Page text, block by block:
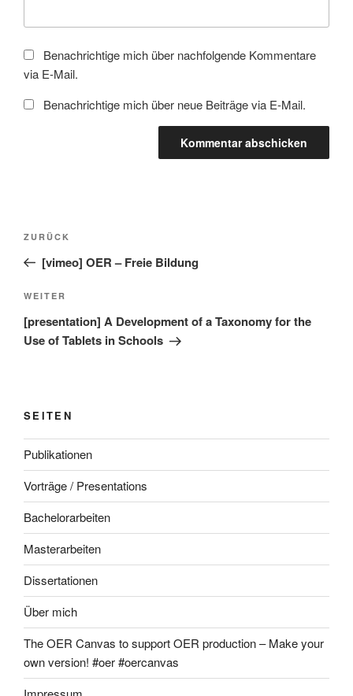
Benachrichtige mich über nachfolgende Kommentare
via E-Mail.
Benachrichtige mich über neue Beiträge via E-Mail.
Beitragsnavigation
Vorheriger
Beitrag
ZURÜCK
[vimeo] OER – Freie Bildung
Nächster
Beitrag
WEITER
[presentation] A Development of a Taxonomy for the
Use of Tablets in Schools
SEITEN
Publikationen
Vorträge / Presentations
Bachelorarbeiten
Masterarbeiten
Dissertationen
Über mich
The OER Canvas to support OER production – Make your
own version! #oer #oercanvas